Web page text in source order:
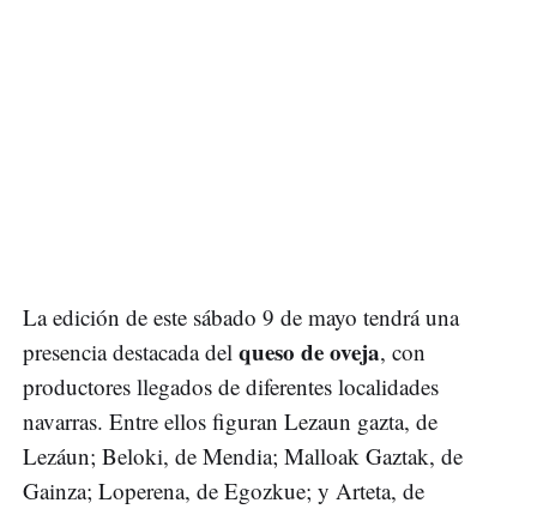
La edición de este sábado 9 de mayo tendrá una
presencia destacada del queso de oveja, con
productores llegados de diferentes localidades
navarras. Entre ellos figuran Lezaun gazta, de
Lezáun; Beloki, de Mendia; Malloak Gaztak, de
Gainza; Loperena, de Egozkue; y Arteta, de